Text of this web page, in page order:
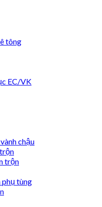
tông
EC/VK
chậu
trộn
tùng